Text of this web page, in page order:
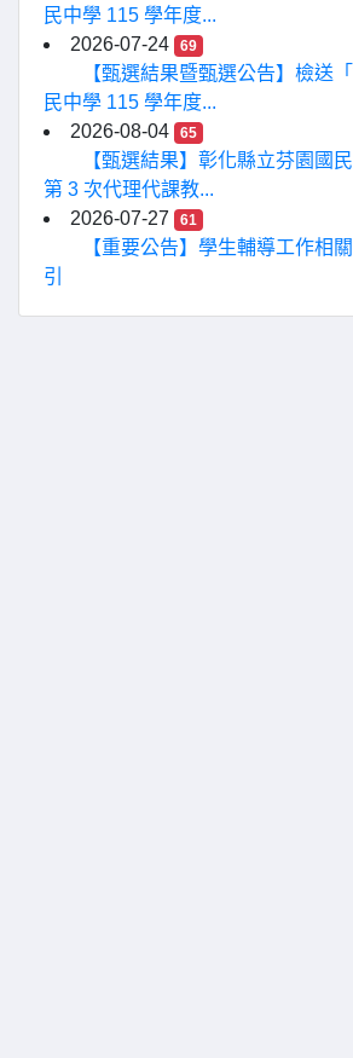
民中學 115 學年度...
2026-07-24
69
【甄選結果暨甄選公告】檢送
民中學 115 學年度...
2026-08-04
65
【甄選結果】彰化縣立芬園國
第 3 次代理代課教...
2026-07-27
61
【重要公告】學生輔導工作相
引